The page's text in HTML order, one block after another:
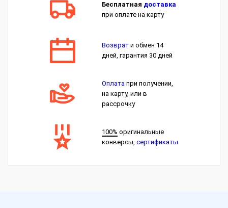
Бесплатная доставка
при оплате на карту
Возврат и обмен 14
дней, гарантия 30 дней
Оплата при получении,
на карту, или в
рассрочку
100% оригинальные
конверсы,сертификаты